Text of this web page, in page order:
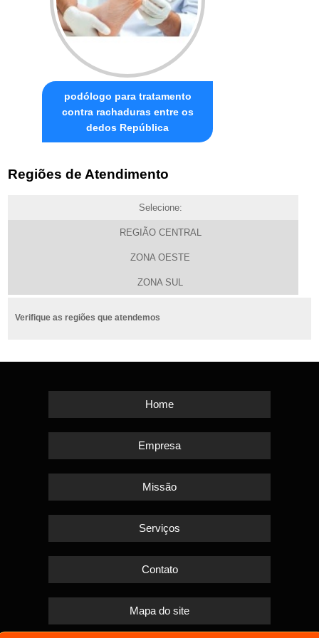
podólogo para tratamento
contra rachaduras entre os
dedos República
Regiões de Atendimento
Selecione:
REGIÃO CENTRAL
ZONA OESTE
ZONA SUL
Verifique as regiões que atendemos
Home
Empresa
Missão
Serviços
Contato
Mapa do site